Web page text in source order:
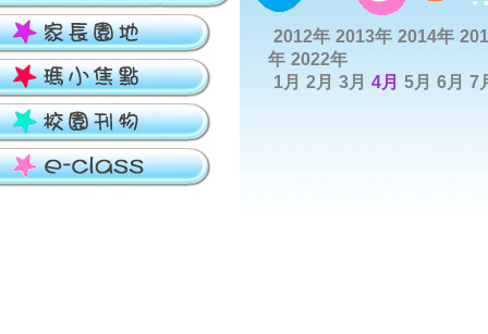
2012年 2013年 2014年
年 2022年
1月 2月 3月 4月 5月 6月 7